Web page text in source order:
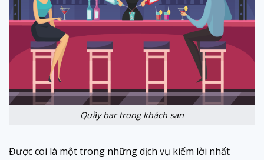
Quầy bar trong khách sạn
Được coi là một trong những dịch vụ kiếm lời nhất